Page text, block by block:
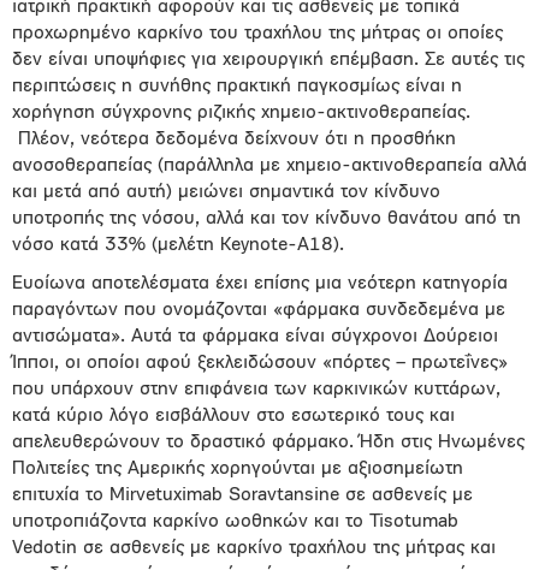
ιατρική πρακτική αφορούν και τις ασθενείς με τοπικά
προχωρημένο καρκίνο του τραχήλου της μήτρας οι οποίες
δεν είναι υποψήφιες για χειρουργική επέμβαση. Σε αυτές τις
περιπτώσεις η συνήθης πρακτική παγκοσμίως είναι η
χορήγηση σύγχρονης ριζικής χημειο-ακτινοθεραπείας.
Πλέον, νεότερα δεδομένα δείχνουν ότι η προσθήκη
ανοσοθεραπείας (παράλληλα με χημειο-ακτινοθεραπεία αλλά
και μετά από αυτή) μειώνει σημαντικά τον κίνδυνο
υποτροπής της νόσου, αλλά και τον κίνδυνο θανάτου από τη
νόσο κατά 33% (μελέτη Keynote-A18).
Ευοίωνα αποτελέσματα έχει επίσης μια νεότερη κατηγορία
παραγόντων που ονομάζονται «φάρμακα συνδεδεμένα με
αντισώματα». Αυτά τα φάρμακα είναι σύγχρονοι Δούρειοι
Ίπποι, οι οποίοι αφού ξεκλειδώσουν «πόρτες – πρωτεΐνες»
που υπάρχουν στην επιφάνεια των καρκινικών κυττάρων,
κατά κύριο λόγο εισβάλλουν στο εσωτερικό τους και
απελευθερώνουν το δραστικό φάρμακο. Ήδη στις Ηνωμένες
Πολιτείες της Αμερικής χορηγούνται με αξιοσημείωτη
επιτυχία το Mirvetuximab Soravtansine σε ασθενείς με
υποτροπιάζοντα καρκίνο ωοθηκών και το Tisotumab
Vedotin σε ασθενείς με καρκίνο τραχήλου της μήτρας και